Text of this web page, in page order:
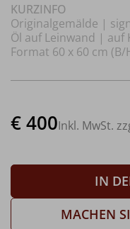
KURZINFO
Originalgemälde |
Öl auf Leinwand | auf
Format 60 x 60 cm (B/
€ 400Inkl. MwSt.
IN
MACHEN